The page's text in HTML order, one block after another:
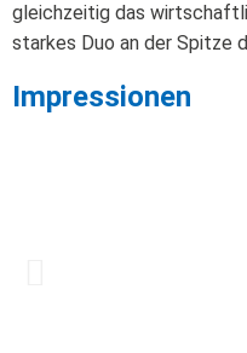
gleichzeitig das
starkes Duo an der Spitze
Impressionen